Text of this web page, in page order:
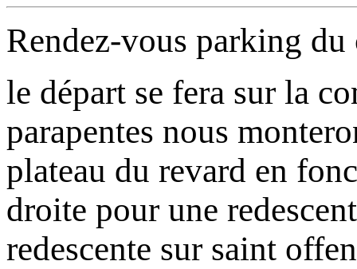
Rendez-vous parking
le départ se fera sur la
parapentes nous
plateau du revard en
droite pour une
redescente sur saint